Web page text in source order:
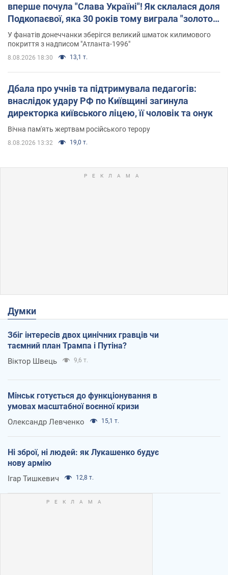
вперше почула "Слава Україні"! Як склалася доля
Подкопаєвої, яка 30 років тому виграла "золото"
Олімпіади
У фанатів донеччанки зберігся великий шматок килимового
покриття з надписом "Атланта-1996"
8.08.2026 18:30 13,1 т.
Дбала про учнів та підтримувала педагогів:
внаслідок удару РФ по Київщині загинула
директорка київського ліцею, її чоловік та онук
Вічна пам'ять жертвам російського терору
8.08.2026 13:32 19,0 т.
Думки
Збіг інтересів двох цинічних гравців чи
таємний план Трампа і Путіна?
Віктор Швець 9,6 т.
Мінськ готується до функціонування в
умовах масштабної воєнної кризи
Олександр Левченко 15,1 т.
Ні зброї, ні людей: як Лукашенко будує
нову армію
Ігар Тишкевич 12,8 т.